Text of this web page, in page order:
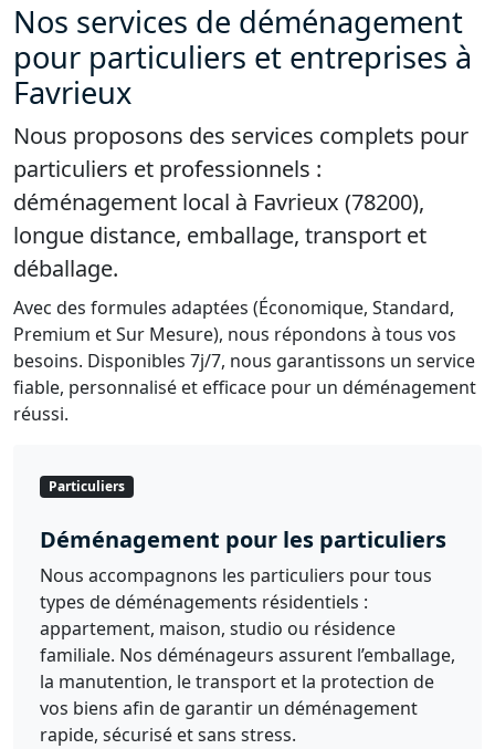
Nos services de déménagement
pour particuliers et entreprises à
Favrieux
Nous proposons des services complets pour
particuliers et professionnels :
déménagement local à Favrieux (78200),
longue distance, emballage, transport et
déballage.
Avec des formules adaptées (Économique, Standard,
Premium et Sur Mesure), nous répondons à tous vos
besoins. Disponibles 7j/7, nous garantissons un service
fiable, personnalisé et efficace pour un déménagement
réussi.
Particuliers
Déménagement pour les particuliers
Nous accompagnons les particuliers pour tous
types de déménagements résidentiels :
appartement, maison, studio ou résidence
familiale. Nos déménageurs assurent l’emballage,
la manutention, le transport et la protection de
vos biens afin de garantir un déménagement
rapide, sécurisé et sans stress.